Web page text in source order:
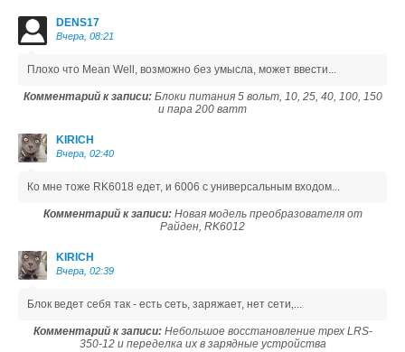
DENS17
Вчера, 08:21
Плохо что Mean Well, возможно без умысла, может ввести...
Комментарий к записи:Блоки питания 5 вольт, 10, 25, 40, 100, 150
и пара 200 ватт
KIRICH
Вчера, 02:40
Ко мне тоже RK6018 едет, и 6006 с универсальным входом...
Комментарий к записи:Новая модель преобразователя от
Райден, RK6012
KIRICH
Вчера, 02:39
Блок ведет себя так - есть сеть, заряжает, нет сети,...
Комментарий к записи:Небольшое восстановление трех LRS-
350-12 и переделка их в зарядные устройства